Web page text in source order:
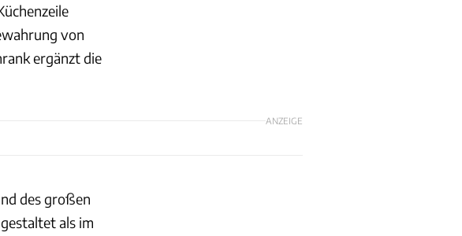
von
ergänzt die
ANZEIGE
des großen
als im